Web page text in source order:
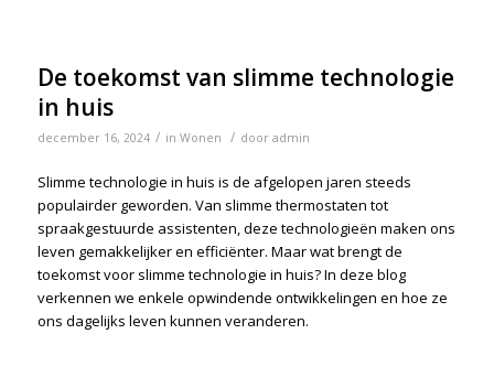
De toekomst van slimme technologie
in huis
december 16, 2024 / in Wonen / door admin
Slimme technologie in huis is de afgelopen jaren steeds
populairder geworden. Van slimme thermostaten tot
spraakgestuurde assistenten, deze technologieën maken ons
leven gemakkelijker en efficiënter. Maar wat brengt de
toekomst voor slimme technologie in huis? In deze blog
verkennen we enkele opwindende ontwikkelingen en hoe ze
ons dagelijks leven kunnen veranderen.